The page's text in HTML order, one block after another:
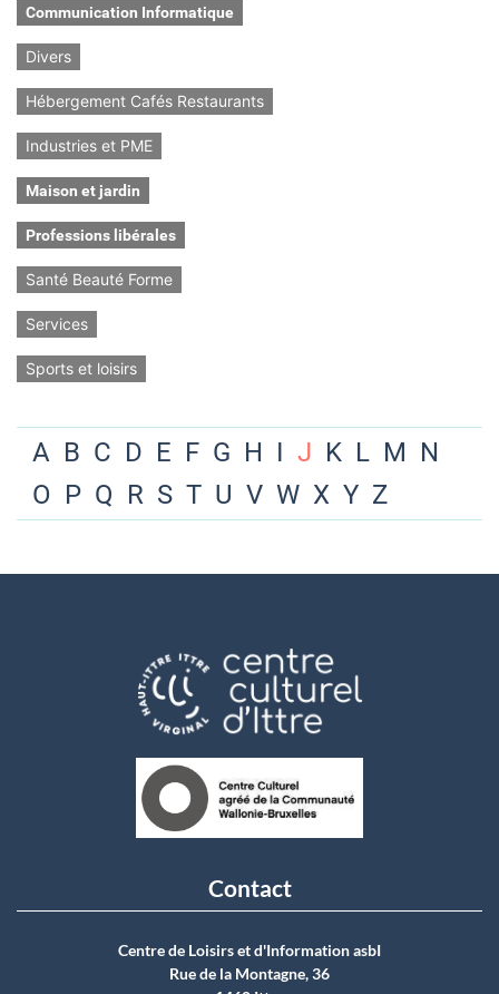
Communication Informatique
Divers
Hébergement Cafés Restaurants
Industries et PME
Maison et jardin
Professions libérales
Santé Beauté Forme
Services
Sports et loisirs
A B C D E F G H I J K L M N
O P Q R S T U V W X Y Z
Contact
Centre de Loisirs et d'Information asbI
Rue de la Montagne, 36